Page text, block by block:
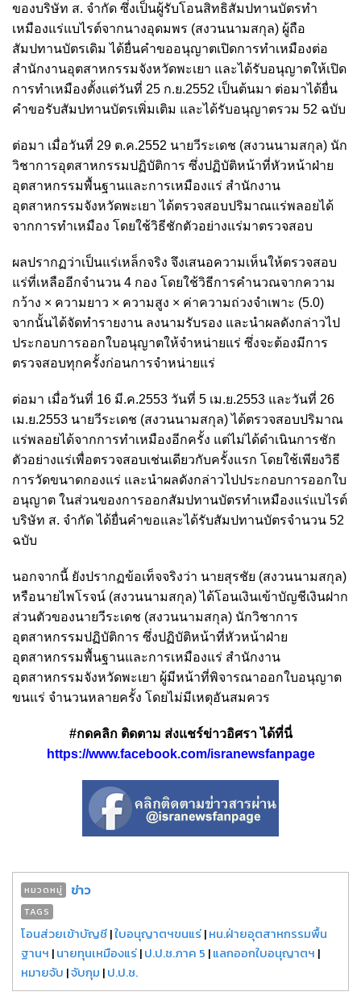
ของบริษัท ส. จำกัด ซึ่งเป็นผู้รับโอนสิทธิสัมปทานบัตรทำ
เหมืองแร่แบไรต์จากนางอุดมพร (สงวนนามสกุล) ผู้ถือ
สัมปทานบัตรเดิม ได้ยื่นคำขออนุญาตเปิดการทำเหมืองต่อ
สำนักงานอุตสาหกรรมจังหวัดพะเยา และได้รับอนุญาตให้เปิด
การทำเหมืองตั้งแต่วันที่ 25 ก.ย.2552 เป็นต้นมา ต่อมาได้ยื่น
คำขอรับสัมปทานบัตรเพิ่มเติม และได้รับอนุญาตรวม 52 ฉบับ
ต่อมา เมื่อวันที่ 29 ต.ค.2552 นายวีระเดช (สงวนนามสกุล) นัก
วิชาการอุตสาหกรรมปฏิบัติการ ซึ่งปฏิบัติหน้าที่หัวหน้าฝ่าย
อุตสาหกรรมพื้นฐานและการเหมืองแร่ สำนักงาน
อุตสาหกรรมจังหวัดพะเยา ได้ตรวจสอบปริมาณแร่พลอยได้
จากการทำเหมือง โดยใช้วิธีชักตัวอย่างแร่มาตรวจสอบ
ผลปรากฏว่าเป็นแร่เหล็กจริง จึงเสนอความเห็นให้ตรวจสอบ
แร่ที่เหลืออีกจำนวน 4 กอง โดยใช้วิธีการคำนวณจากความ
กว้าง × ความยาว × ความสูง × ค่าความถ่วงจำเพาะ (5.0)
จากนั้นได้จัดทำรายงาน ลงนามรับรอง และนำผลดังกล่าวไป
ประกอบการออกใบอนุญาตให้จำหน่ายแร่ ซึ่งจะต้องมีการ
ตรวจสอบทุกครั้งก่อนการจำหน่ายแร่
ต่อมา เมื่อวันที่ 16 มี.ค.2553 วันที่ 5 เม.ย.2553 และวันที่ 26
เม.ย.2553 นายวีระเดช (สงวนนามสกุล) ได้ตรวจสอบปริมาณ
แร่พลอยได้จากการทำเหมืองอีกครั้ง แต่ไม่ได้ดำเนินการชัก
ตัวอย่างแร่เพื่อตรวจสอบเช่นเดียวกับครั้งแรก โดยใช้เพียงวิธี
การวัดขนาดกองแร่ และนำผลดังกล่าวไปประกอบการออกใบ
อนุญาต ในส่วนของการออกสัมปทานบัตรทำเหมืองแร่แบไรต์
บริษัท ส. จำกัด ได้ยื่นคำขอและได้รับสัมปทานบัตรจำนวน 52
ฉบับ
นอกจากนี้ ยังปรากฏข้อเท็จจริงว่า นายสุรชัย (สงวนนามสกุล)
หรือนายไพโรจน์ (สงวนนามสกุล) ได้โอนเงินเข้าบัญชีเงินฝาก
ส่วนตัวของนายวีระเดช (สงวนนามสกุล) นักวิชาการ
อุตสาหกรรมปฏิบัติการ ซึ่งปฏิบัติหน้าที่หัวหน้าฝ่าย
อุตสาหกรรมพื้นฐานและการเหมืองแร่ สำนักงาน
อุตสาหกรรมจังหวัดพะเยา ผู้มีหน้าที่พิจารณาออกใบอนุญาต
ขนแร่ จำนวนหลายครั้ง โดยไม่มีเหตุอันสมควร
#กดคลิก ติดตาม ส่งแชร์ข่าวอิศรา ได้ที่นี่
https://www.facebook.com/isranewsfanpage
หมวดหมู่ ข่าว
TAGS
โอนส่วยเข้าบัญชี|ใบอนุญาตฯขนแร่|หน.ฝ่ายอุตสาหกรรมพื้น
ฐานฯ |นายทุนเหมืองแร่|ป.ป.ช.ภาค 5 |แลกออกใบอนุญาตฯ |
หมายจับ |จับกุม |ป.ป.ช.